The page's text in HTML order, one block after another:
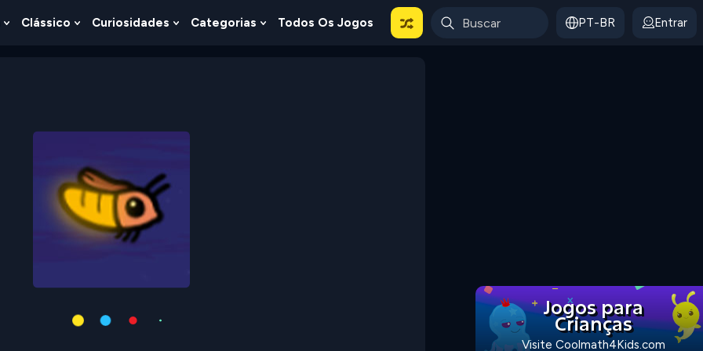
Show
Clássico Show
Curiosidades Show
Categorias Show
Todos Os Jogos PT-BR Entrar
Jogos para
Crianças
Visite Coolmath4Kids.com